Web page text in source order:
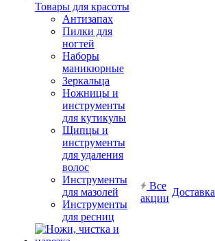
Товары для красоты
Антизапах
Пилки для
ногтей
Наборы
маникюрные
Зеркальца
Ножницы и
инструменты
для кутикулы
Щипцы и
инструменты
для удаления
волос
Инструменты
для мазолей
Инструменты
для ресниц
Все
акции
Доставка